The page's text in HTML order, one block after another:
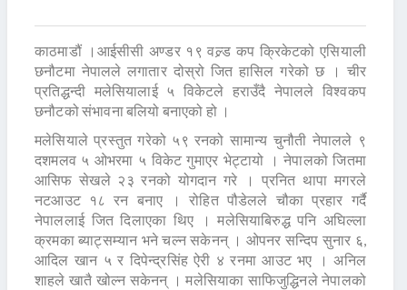
काठमाडौं ।आईसीसी अण्डर १९ वल्र्ड कप क्रिकेटको एसियाली
छनौटमा नेपालले लगातार दोस्रो जित हासिल गरेको छ । चीर
प्रतिद्धन्दी मलेसियालाई ५ विकेटले हराउँदै नेपालले विश्वकप
छनौटको संभावना बलियो बनाएको हो ।
मलेसियाले प्रस्तुत गरेको ५९ रनको सामान्य चुनौती नेपालले ९
दशमलव ५ ओभरमा ५ विकेट गुमाएर भेट्टायो । नेपालको जितमा
आसिफ सेखले २३ रनको योगदान गरे । प्रनित थापा मगरले
नटआउट १८ रन बनाए । रोहित पौडेलले चौका प्रहार गर्दै
नेपाललाई जित दिलाएका थिए । मलेसियाबिरुद्ध पनि अघिल्ला
क्रमका ब्याट्सम्यान भने चल्न सकेनन् । ओपनर सन्दिप सुनार ६,
आदिल खान ५ र दिपेन्द्रसिंह ऐरी ४ रनमा आउट भए । अनिल
शाहले खातै खोल्न सकेनन् । मलेसियाका साफिजुद्धिनले नेपालको